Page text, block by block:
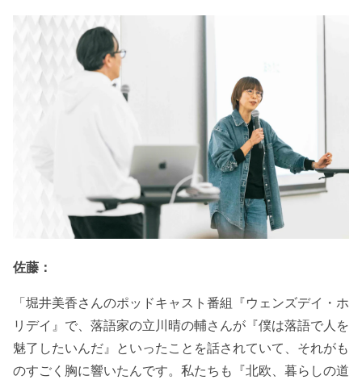
佐藤：
「堀井美香さんのポッドキャスト番組『ウェンズデイ・ホ
リデイ』で、落語家の立川晴の輔さんが『僕は落語で人を
魅了したいんだ』といったことを話されていて、それがも
のすごく胸に響いたんです。私たちも『北欧、暮らしの道